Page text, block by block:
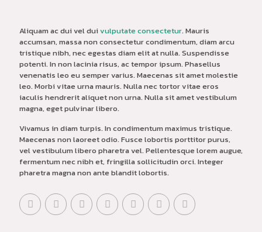
Aliquam ac dui vel dui vulputate consectetur. Mauris
accumsan, massa non consectetur condimentum, diam arcu
tristique nibh, nec egestas diam elit at nulla. Suspendisse
potenti. In non lacinia risus, ac tempor ipsum. Phasellus
venenatis leo eu semper varius. Maecenas sit amet molestie
leo. Morbi vitae urna mauris. Nulla nec tortor vitae eros
iaculis hendrerit aliquet non urna. Nulla sit amet vestibulum
magna, eget pulvinar libero.
Vivamus in diam turpis. In condimentum maximus tristique.
Maecenas non laoreet odio. Fusce lobortis porttitor purus,
vel vestibulum libero pharetra vel. Pellentesque lorem augue,
fermentum nec nibh et, fringilla sollicitudin orci. Integer
pharetra magna non ante blandit lobortis.